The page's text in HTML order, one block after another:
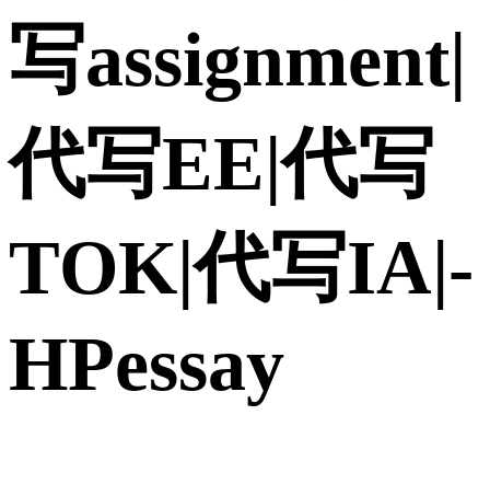
写assignment|
代写EE|代写
TOK|代写IA|-
HPessay